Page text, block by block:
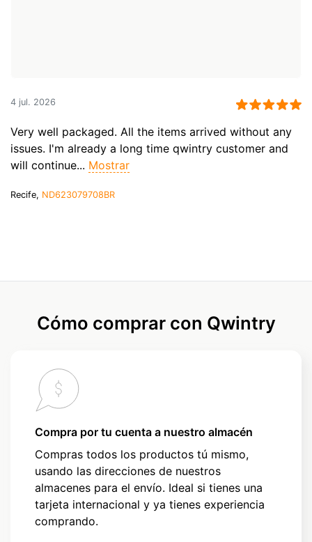
4 jul. 2026
Very well packaged. All the items arrived without any
issues. I'm already a long time qwintry customer and
will continue... Mostrar
Recife, ND623079708BR
Cómo comprar con Qwintry
Compra por tu cuenta a nuestro almacén
Compras todos los productos tú mismo,
usando las direcciones de nuestros
almacenes para el envío. Ideal si tienes una
tarjeta internacional y ya tienes experiencia
comprando.